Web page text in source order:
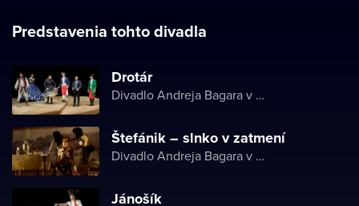
Predstavenia tohto divadla
Drotár
Divadlo Andreja Bagara v Nitre
Štefánik – slnko v zatmení
Divadlo Andreja Bagara v Nitre
Jánošík